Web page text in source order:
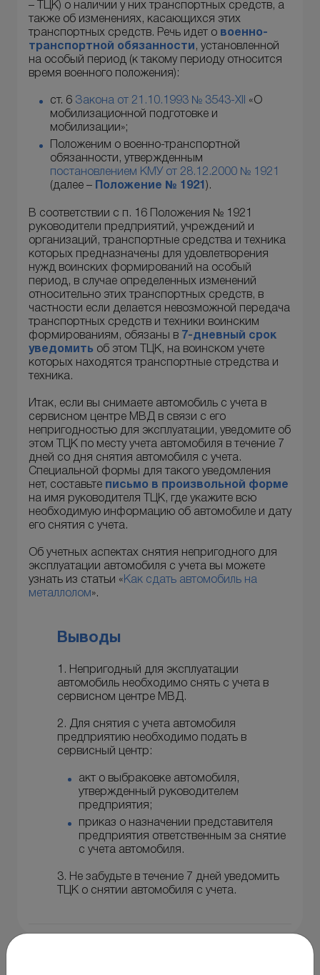
– ТЦК) о наличии у них транспортных средств, а
также об изменениях, касающихся этих
транспортных средств. Речь идет о военно-
транспортной обязанности , установленной
на особый период (к такому периоду относится
время военного положения):
ст. 6 Закона от 21.10.1993 № 3543-XII
«О
мобилизационной подготовке и
мобилизации»;
Положеним о военно-транспортной
обязанности, утвержденным
постановлением КМУ от 28.12.2000 № 1921
(далее –
Положение № 1921 ).
В соответствии с п. 16 Положения № 1921
руководители предприятий, учреждений и
организаций, транспортные средства и техника
которых предназначены для удовлетворения
нужд воинских формирований на особый
период, в случае определенных изменений
относительно этих транспортных средств, в
частности если делается невозможной передача
транспортных средств и техники воинским
формированиям, обязаны в 7-дневный срок
уведомить об этом ТЦК, на воинском учете
которых находятся транспортные стредства и
техника.
Итак, если вы снимаете автомобиль с учета в
сервисном центре МВД в связи с его
непригодностью для эксплуатации, уведомите об
этом ТЦК по месту учета автомобиля в течение 7
дней со дня снятия автомобиля с учета.
Специальной формы для такого уведомления
нет, составьте письмо в произвольной форме
на имя руководителя ТЦК, где укажите всю
необходимую информацию об автомобиле и дату
его снятия с учета.
Об учетных аспектах снятия непригодного для
эксплуатации автомобиля с учета вы можете
узнать из статьи « Как сдать автомобиль на
металлолом ».
Выводы
1. Непригодный для эксплуатации
автомобиль необходимо снять с учета в
сервисном центре МВД.
2. Для снятия с учета автомобиля
предприятию необходимо подать в
сервисный центр:
акт о выбраковке автомобиля,
утвержденный руководителем
предприятия;
приказ о назначении представителя
предприятия ответственным за снятие
с учета автомобиля.
3. Не забудьте в течение 7 дней уведомить
ТЦК о снятии автомобиля с учета.